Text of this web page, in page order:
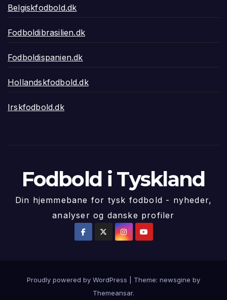
Belgiskfodbold.dk
Fodboldibrasilien.dk
Fodboldispanien.dk
Hollandskfodbold.dk
Irskfodbold.dk
Fodbold i Tyskland
Din hjemmebane for tysk fodbold - nyheder,
analyser og danske profiler
Proudly powered by WordPress
Theme: newsgine by
Themeansar.